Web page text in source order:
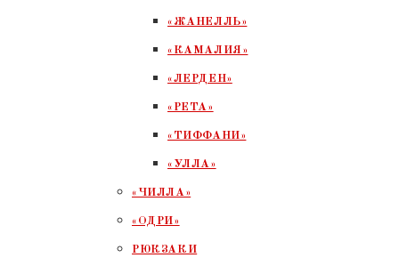
«ЖАНЕЛЛЬ»
«КАМАЛИЯ»
«ЛЕРДЕН»
«РЕТА»
«ТИФФАНИ»
«УЛЛА»
«ЧИЛЛА»
«ОДРИ»
РЮКЗАКИ